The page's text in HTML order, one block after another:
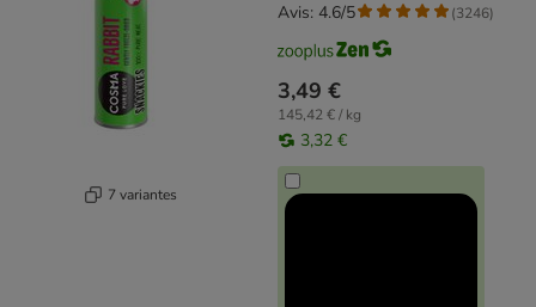
7 variantes
3,49 €
145,42 € / kg
3,32 €
Avis: 4.6/5 (3246)